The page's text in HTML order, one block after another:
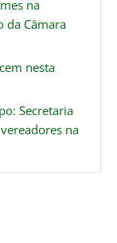
na
da Câmara
nesta
Secretaria
na